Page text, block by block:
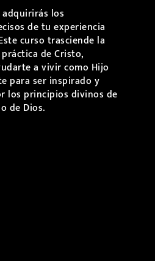
adquirirás los
de tu experiencia
curso trasciende la
de Cristo,
a vivir como Hijo
para ser inspirado y
los principios divinos de
de Dios.